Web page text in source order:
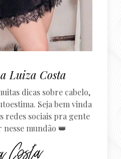
Luiza Costa
dicas sobre cabelo,
Seja bem vinda
redes sociais pra gente
mundão 👑